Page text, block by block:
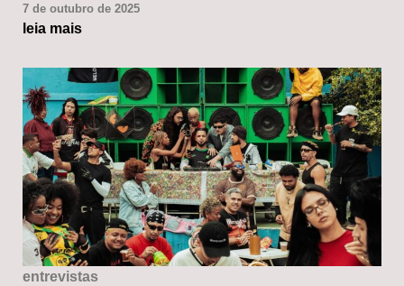
7 de outubro de 2025
leia mais
entrevistas